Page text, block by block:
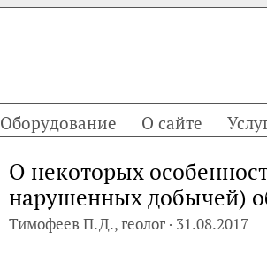
Оборудование О сайте
О некоторых
нарушенных добычей)
Тимофеев П.Д., геолог · 31.08.2017